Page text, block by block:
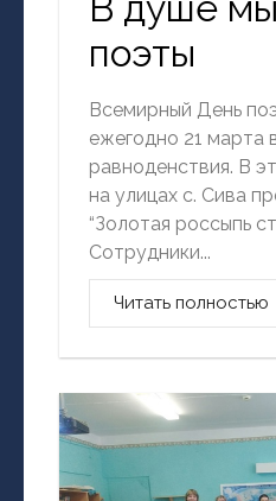
поэты
Всемирный День
ежегодно 21 марта
равноденствия. В
на улицах с. Сива
“Золотая россыпь
Сотрудники...
Читать полностью